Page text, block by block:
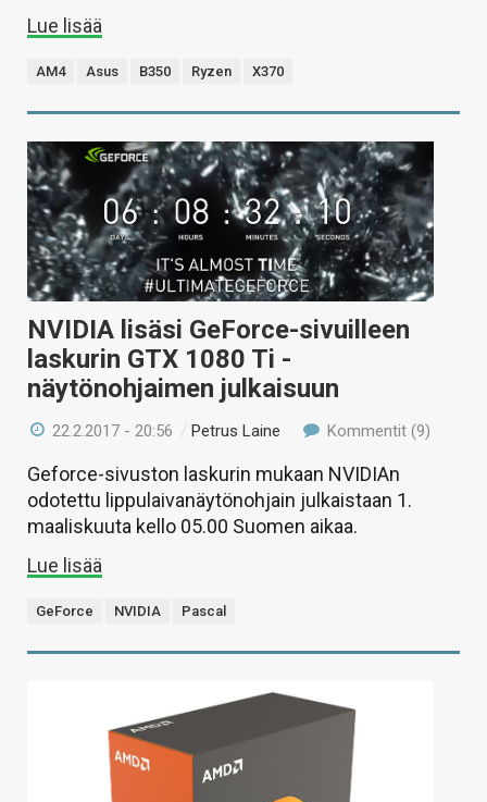
Lue lisää
AM4 Asus B350 Ryzen X370
NVIDIA lisäsi GeForce-sivuilleen
laskurin GTX 1080 Ti -
näytönohjaimen julkaisuun
22.2.2017 - 20:56 /Petrus Laine Kommentit (9)
Geforce-sivuston laskurin mukaan NVIDIAn
odotettu lippulaivanäytönohjain julkaistaan 1.
maaliskuuta kello 05.00 Suomen aikaa.
Lue lisää
GeForce NVIDIA Pascal